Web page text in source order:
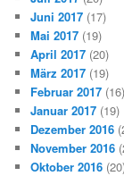
Juni 2017 (17)
Mai 2017 (19)
April 2017 (20)
März 2017 (19)
Februar 2017 (16)
Januar 2017 (19)
Dezember 2016
November 2016
Oktober 2016